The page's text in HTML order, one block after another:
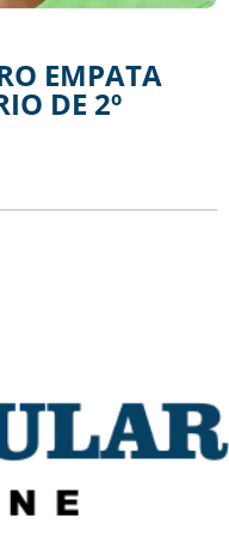
EMPATA
DE 2º